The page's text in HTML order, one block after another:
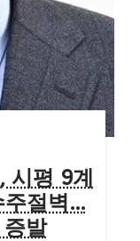
시평 9계
주절벽…
발